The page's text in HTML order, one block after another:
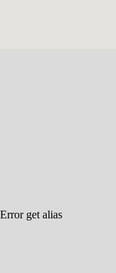
Error get alias